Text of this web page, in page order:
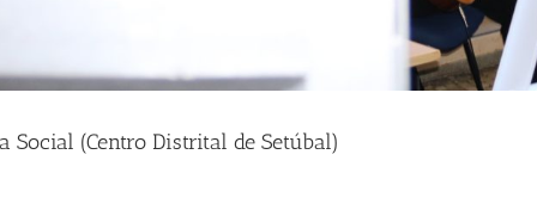
Social (Centro Distrital de Setúbal)